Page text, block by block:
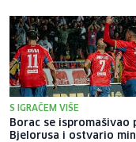
S IGRAČEM VIŠE
Borac se ispromašivao
Bjelorusa i ostvario